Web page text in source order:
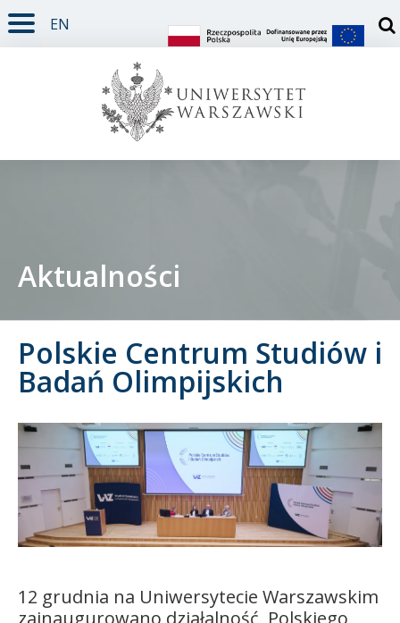
TREŚĆ STRONY
MENU GŁÓWNE
WYSZUKIWARKA
SOCIAL MEDIA
STOPKA STRONY
EN
Doktorant
Pracownik
Kandydat
Absolwent
Aktualności
Polskie Centrum Studiów i
Badań Olimpijskich
12 grudnia na Uniwersytecie Warszawskim
zainaugurowano działalność Polskiego